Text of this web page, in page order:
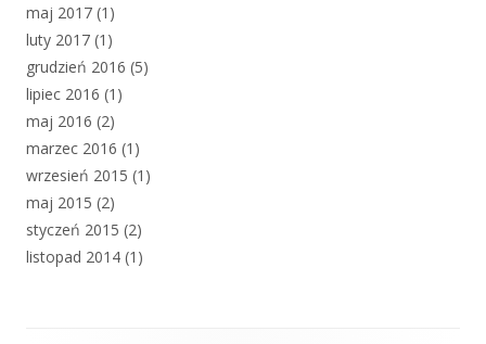
maj 2017 (1)
luty 2017 (1)
grudzień 2016 (5)
lipiec 2016 (1)
maj 2016 (2)
marzec 2016 (1)
wrzesień 2015 (1)
maj 2015 (2)
styczeń 2015 (2)
listopad 2014 (1)